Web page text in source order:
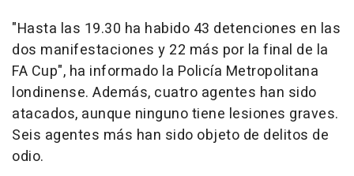
"Hasta las 19.30 ha habido 43 detenciones en las
dos manifestaciones y 22 más por la final de la
FA Cup", ha informado la Policía Metropolitana
londinense. Además, cuatro agentes han sido
atacados, aunque ninguno tiene lesiones graves.
Seis agentes más han sido objeto de delitos de
odio.